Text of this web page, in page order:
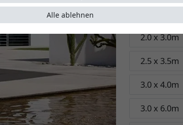
2.0 x 3.0m
2.5 x 3.5m
3.0 x 4.0m
3.0 x 6.0m
Alle ablehnen